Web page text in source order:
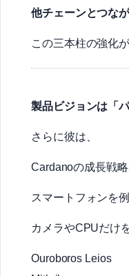
他チェーンとつな
この三本柱の強化
製品ビジョンは「
さらに彼は、
Cardanoの成長戦
スマートフォンを例
カメラやCPUだけ
Ouroboros Leios